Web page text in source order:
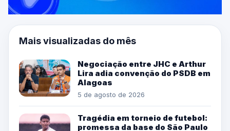
Mais visualizadas do mês
Negociação entre JHC e Arthur
Lira adia convenção do PSDB em
Alagoas
5 de agosto de 2026
Tragédia em torneio de futebol:
promessa da base do São Paulo